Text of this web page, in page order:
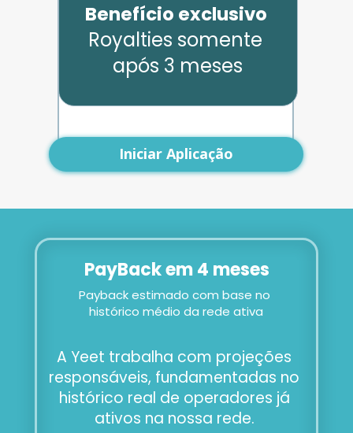
Iniciar Aplicação
Royalties somente
após 3 meses
Benefício exclusivo
PayBack em 4 meses
Payback estimado com base no
histórico médio da rede ativa
A Yeet trabalha com projeções
responsáveis, fundamentadas no
histórico real de operadores já
ativos na nossa rede.